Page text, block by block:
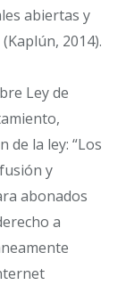
abiertas y
2014).
Ley de
de la ley: “Los
y
abonados
a